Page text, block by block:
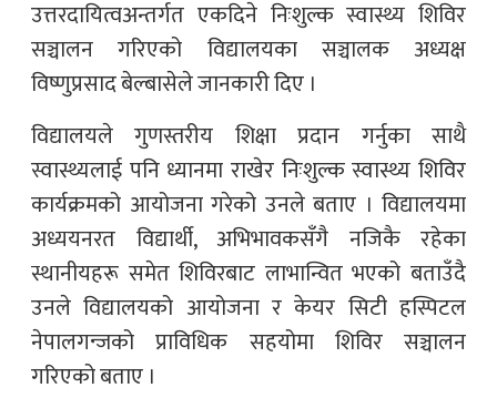
उत्तरदायित्वअन्तर्गत एकदिने निःशुल्क स्वास्थ्य शिविर
सञ्चालन गरिएको विद्यालयका सञ्चालक अध्यक्ष
विष्णुप्रसाद बेल्बासेले जानकारी दिए ।
विद्यालयले गुणस्तरीय शिक्षा प्रदान गर्नुका साथै
स्वास्थ्यलाई पनि ध्यानमा राखेर निःशुल्क स्वास्थ्य शिविर
कार्यक्रमको आयोजना गरेको उनले बताए । विद्यालयमा
अध्ययनरत विद्यार्थी, अभिभावकसँगै नजिकै रहेका
स्थानीयहरू समेत शिविरबाट लाभान्वित भएको बताउँदै
उनले विद्यालयको आयोजना र केयर सिटी हस्पिटल
नेपालगन्जको प्राविधिक सहयोमा शिविर सञ्चालन
गरिएको बताए ।